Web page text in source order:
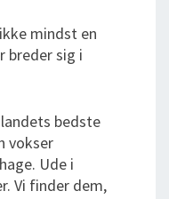
mindst en
breder sig i
bedste
vokser
Ude i
Vi finder dem,